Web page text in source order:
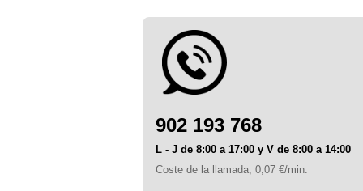
902 193 768
L - J de 8:00 a 17:00 y V de 8:00 a 14:00
Coste de la llamada, 0,07 €/min.